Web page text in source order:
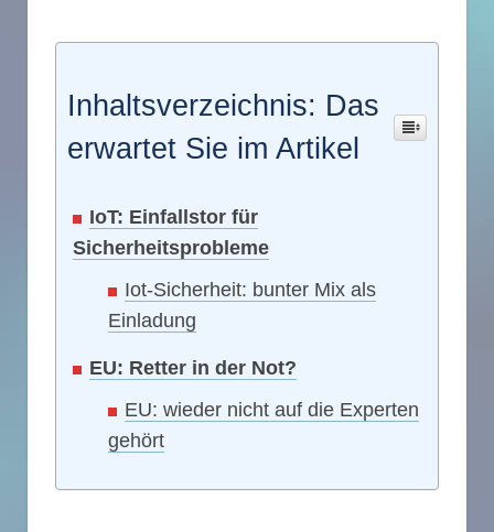
Inhaltsverzeichnis: Das
erwartet Sie im Artikel
IoT: Einfallstor für
Sicherheitsprobleme
Iot-Sicherheit: bunter Mix als
Einladung
EU: Retter in der Not?
EU: wieder nicht auf die Experten
gehört